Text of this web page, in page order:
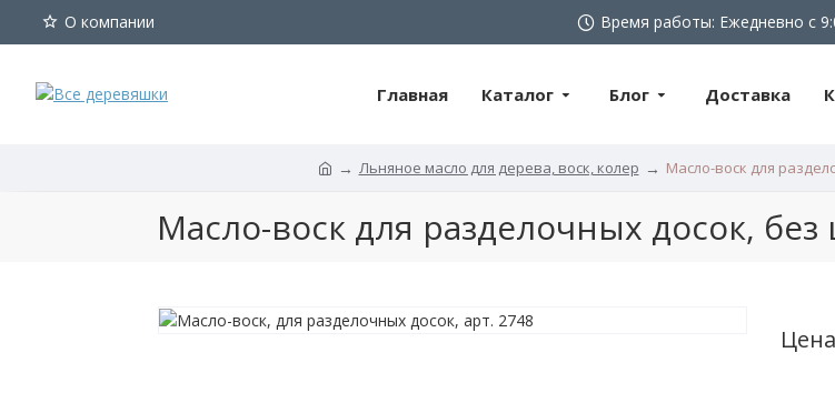
О компании Время работы: Ежедневно с
Главная Каталог Блог Доставка
Льняное масло для дерева, воск, колер Масло-воск для
разделочных
Масло-воск для разделочных досок,